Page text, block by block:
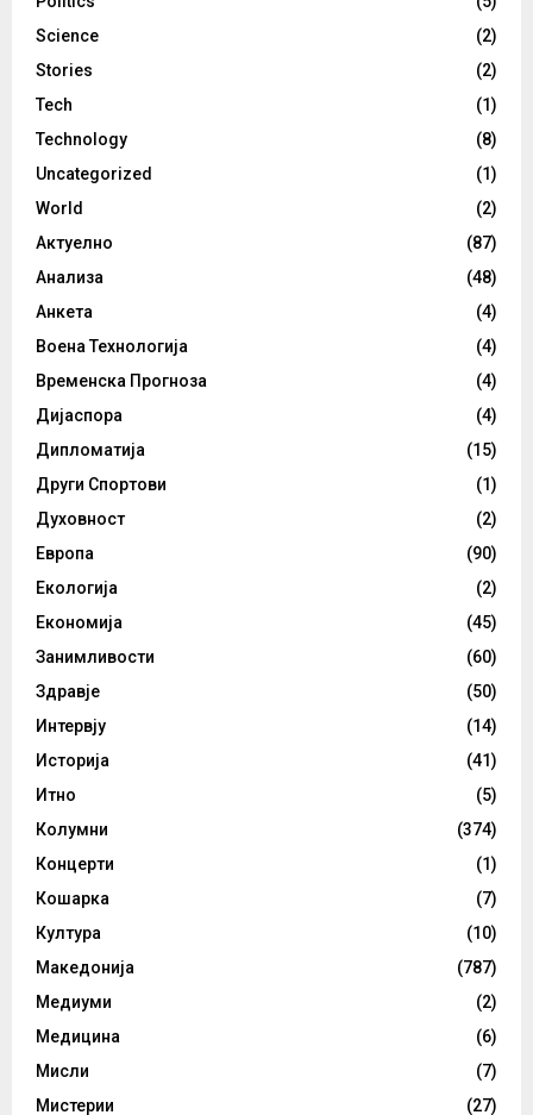
Science
(2)
Stories
(2)
Tech
(1)
Technology
(8)
Uncategorized
(1)
World
(2)
Актуелно
(87)
Анализа
(48)
Анкета
(4)
Воена Технологија
(4)
Временска Прогноза
(4)
Дијаспора
(4)
Дипломатија
(15)
Други Спортови
(1)
Духовност
(2)
Европа
(90)
Екологија
(2)
Економија
(45)
Занимливости
(60)
Здравје
(50)
Интервју
(14)
Историја
(41)
Итно
(5)
Колумни
(374)
Концерти
(1)
Кошарка
(7)
Култура
(10)
Македонија
(787)
Медиуми
(2)
Медицина
(6)
Мисли
(7)
Мистерии
(27)